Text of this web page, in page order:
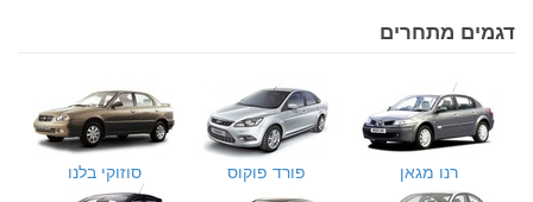
דגמים מתחרים
רנו מגאן פורד פוקוס סוזוקי בלנו